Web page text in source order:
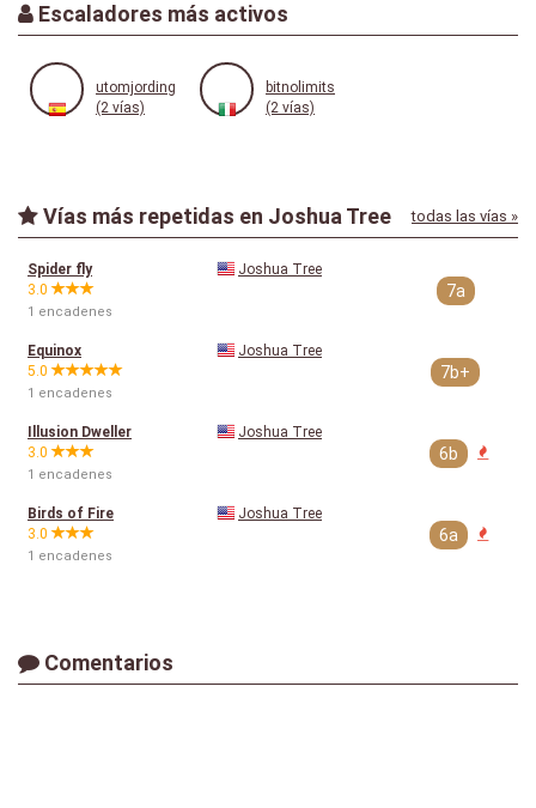
Escaladores más activos
utomjording
(2 vías)
bitnolimits
(2 vías)
Vías más repetidas en Joshua Tree todas las vías »
Spider fly
3.0
1 encadenes
Joshua Tree
7a
Equinox
5.0
1 encadenes
Joshua Tree
7b+
Illusion Dweller
3.0
1 encadenes
Joshua Tree
6b
Birds of Fire
3.0
1 encadenes
Joshua Tree
6a
Comentarios